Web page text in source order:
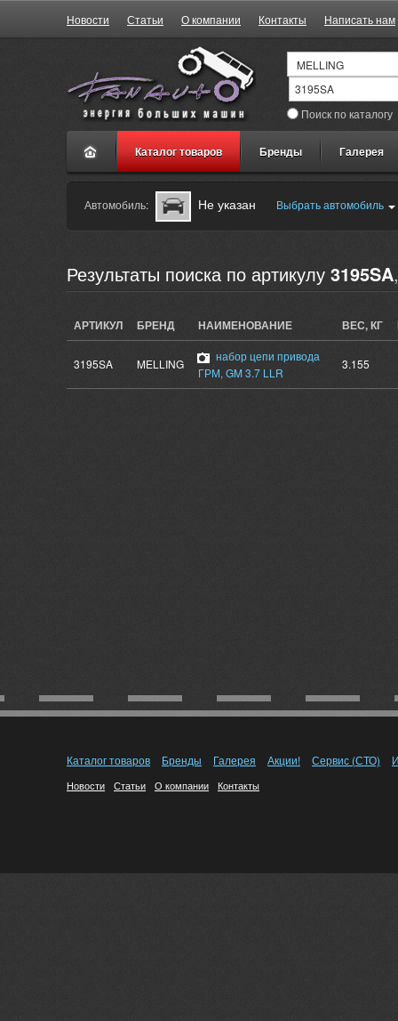
Новости Статьи О компании Контакты Написать нам
Поиск по каталогу
Каталог товаров Бренды Галерея
Автомобиль: Не указан Выбрать автомобиль
Результаты поиска по артикулу 3195SA
АРТИКУЛ БРЕНД НАИМЕНОВАНИЕ ВЕС, КГ
3195SA MELLING
набор цепи привода
ГРМ, GM 3.7 LLR
3.155
Каталог товаров Бренды Галерея Акции! Сервис (СТО)
Новости Статьи О компании Контакты